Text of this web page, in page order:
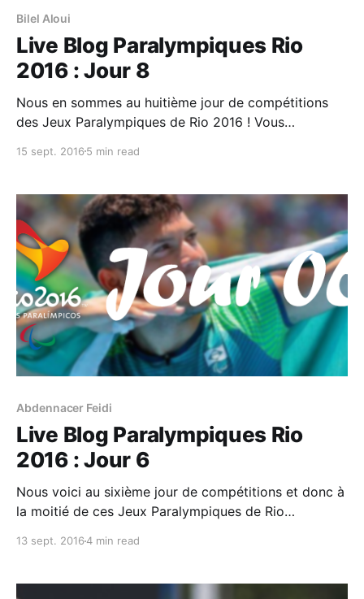
Bilel Aloui
Live Blog Paralympiques Rio
2016 : Jour 8
Nous en sommes au huitième jour de compétitions
des Jeux Paralympiques de Rio 2016 ! Vous
résultats de la #TeamTN (qui ne sera représentée que
infos pratiques sur ces jeux et comment les suivre.
Nombre
15 sept. 2016 5 min read
Abdennacer Feidi
Live Blog Paralympiques Rio
2016 : Jour 6
Nous voici au sixième jour de compétitions et donc à
la moitié de ces Jeux Paralympiques de Rio
programme et les résultats de la #TeamTN (qui ne
13 sept. 20164 min read